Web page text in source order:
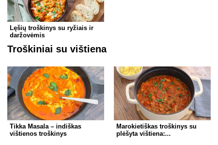
Lęšių troškinys su ryžiais ir
daržovėmis
Troškiniai su vištiena
Tikka Masala – indiškas
vištienos troškinys
Marokietiškas troškinys su
plėšyta vištiena:...